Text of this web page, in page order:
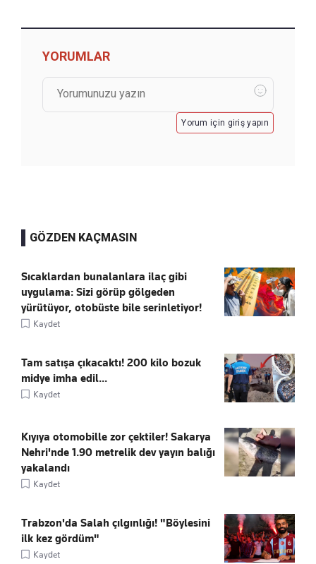
YORUMLAR
Yorum için giriş yapın
GÖZDEN KAÇMASIN
Sıcaklardan bunalanlara ilaç gibi
uygulama: Sizi görüp gölgeden
yürütüyor, otobüste bile serinletiyor!
Kaydet
Tam satışa çıkacaktı! 200 kilo bozuk
midye imha edil...
Kaydet
Kıyıya otomobille zor çektiler! Sakarya
Nehri'nde 1.90 metrelik dev yayın balığı
yakalandı
Kaydet
Trabzon'da Salah çılgınlığı! "Böylesini
ilk kez gördüm"
Kaydet